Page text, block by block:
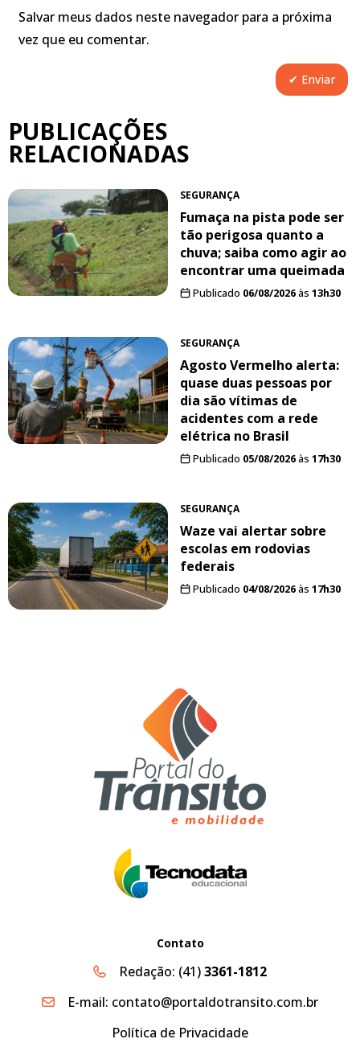
Salvar meus dados neste navegador para a próxima
vez que eu comentar.
PUBLICAÇÕES
RELACIONADAS
SEGURANÇA
Fumaça na pista pode ser
tão perigosa quanto a
chuva; saiba como agir ao
encontrar uma queimada
Publicado 06/08/2026às 13h30
SEGURANÇA
Agosto Vermelho alerta:
quase duas pessoas por
dia são vítimas de
acidentes com a rede
elétrica no Brasil
Publicado 05/08/2026às 17h30
SEGURANÇA
Waze vai alertar sobre
escolas em rodovias
federais
Publicado 04/08/2026às 17h30
Contato
Redação: (41)3361-1812
E-mail: contato@portaldotransito.com.br
Política de Privacidade